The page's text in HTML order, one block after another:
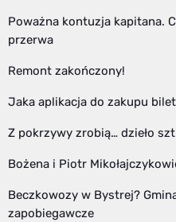
Poważna kontuzja kapitana.
przerwa
Remont zakończony!
Jaka aplikacja do zakupu
Z pokrzywy zrobią… dzieło
Bożena i Piotr
Beczkowozy w Bystrej?
zapobiegawcze